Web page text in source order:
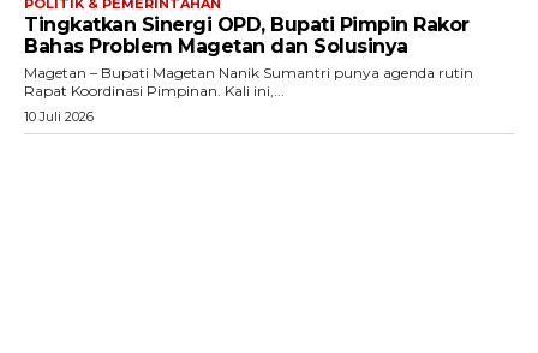
Tingkatkan Sinergi OPD, Bupati Pimpin Rakor
Bahas Problem Magetan dan Solusinya
Magetan – Bupati Magetan Nanik Sumantri punya agenda rutin
Rapat Koordinasi Pimpinan. Kali ini,...
10 Juli 2026